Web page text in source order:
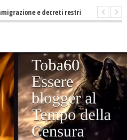
decreti restrittivi della libertà sociale